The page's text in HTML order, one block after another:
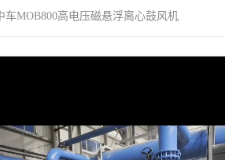
车MOB800高电压磁悬浮离心鼓风机